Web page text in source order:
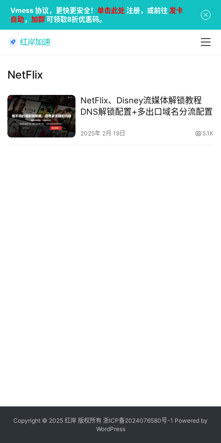
NetFlix
NetFlix、Disney流媒体解锁教程
DNS解锁配置+多出口域名分流配置
2025年 2月 19日 5.1K
Copyright © 2025 红岸 版权所有 浙ICP备2024076580号-1 Powered by
WordPress
Vmess 协议，更快更安全！ 单击此处注册，或前往 发卡
自助， 加群可领取8折优惠码。